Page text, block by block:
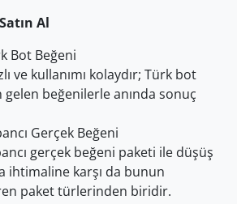
Al
Bot Beğeni
ve kullanımı kolaydır; Türk bot
gelen beğenilerle anında sonuç
Gerçek Beğeni
gerçek beğeni paketi ile düşüş
ihtimaline karşı da bunun
paket türlerinden biridir.